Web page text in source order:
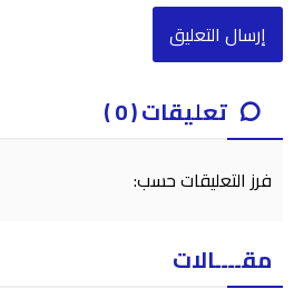
تعليقات ( 0 )
فرز التعليقات حسب:
مقــــالات